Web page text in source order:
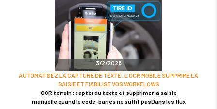
3/2/2026
AUTOMATISEZ LA CAPTURE DE TEXTE : L'OCR MOBILE SUPPRIME LA
SAISIE ET FIABILISE VOS WORKFLOWS
OCR terrain : capter du texte et supprimer la saisie
manuelle quand le code-barres ne suffit pasDans les flux